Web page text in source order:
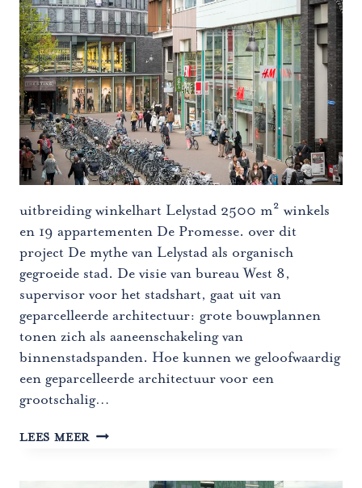
uitbreiding winkelhart Lelystad 2500 m² winkels
en 19 appartementen De Promesse. over dit
project De mythe van Lelystad als organisch
gegroeide stad. De visie van bureau West 8,
supervisor voor het stadshart, gaat uit van
geparcelleerde architectuur: grote bouwplannen
tonen zich als aaneenschakeling van
binnenstadspanden. Hoe kunnen we geloofwaardig
een geparcelleerde architectuur voor een
grootschalig…
LEES MEER UITBREIDING